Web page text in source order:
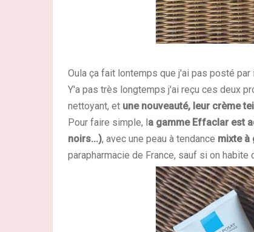
Oula ça fait lontemps que j'ai pas posté par
Y'a pas très longtemps j'ai reçu ces deux
nettoyant, et une nouveauté, leur crème
Pour faire simple, la gamme Effaclar est
noirs...), avec une peau à tendance mixte à
parapharmacie de France, sauf si on habite